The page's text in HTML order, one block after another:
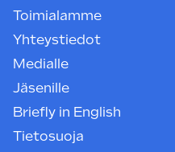
Toimialamme
Yhteystiedot
Medialle
Jäsenille
Briefly in English
Tietosuoja